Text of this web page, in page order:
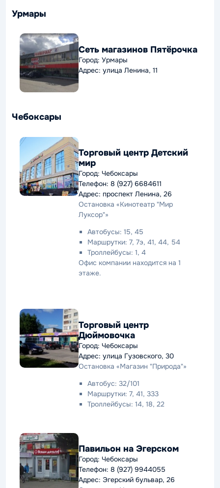
Урмары
Сеть магазинов Пятёрочка
Город: Урмары
Адрес: улица Ленина, 11
Чебоксары
Торговый центр Детский
мир
Город: Чебоксары
Телефон: 8 (927) 6684611
Адрес: проспект Ленина, 26
Остановка «Кинотеатр "Мир
Луксор"»
Автобусы: 15, 45
Маршрутки: 7, 7э, 41, 44, 54
Троллейбусы: 1, 4
Офис компании находится на 1
этаже.
Торговый центр
Дюймовочка
Город: Чебоксары
Адрес: улица Гузовского, 30
Остановка «Магазин "Природа"»
Автобус: 32/101
Маршрутки: 7, 41, 333
Троллейбусы: 14, 18, 22
Павильон на Эгерском
Город: Чебоксары
Телефон: 8 (927) 9944055
Адрес: Эгерский бульвар, 26